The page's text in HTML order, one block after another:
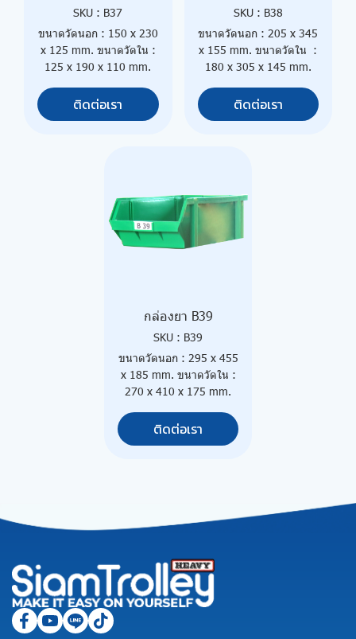
SKU : B37
ขนาดวัดนอก : 150 x 230
x 125 mm. ขนาดวัดใน :
125 x 190 x 110 mm.
ติดต่อเรา
SKU : B38
ขนาดวัดนอก : 205 x 345
x 155 mm. ขนาดวัดใน :
180 x 305 x 145 mm.
ติดต่อเรา
กล่องยา B39
SKU : B39
ขนาดวัดนอก : 295 x 455
x 185 mm. ขนาดวัดใน :
270 x 410 x 175 mm.
ติดต่อเรา